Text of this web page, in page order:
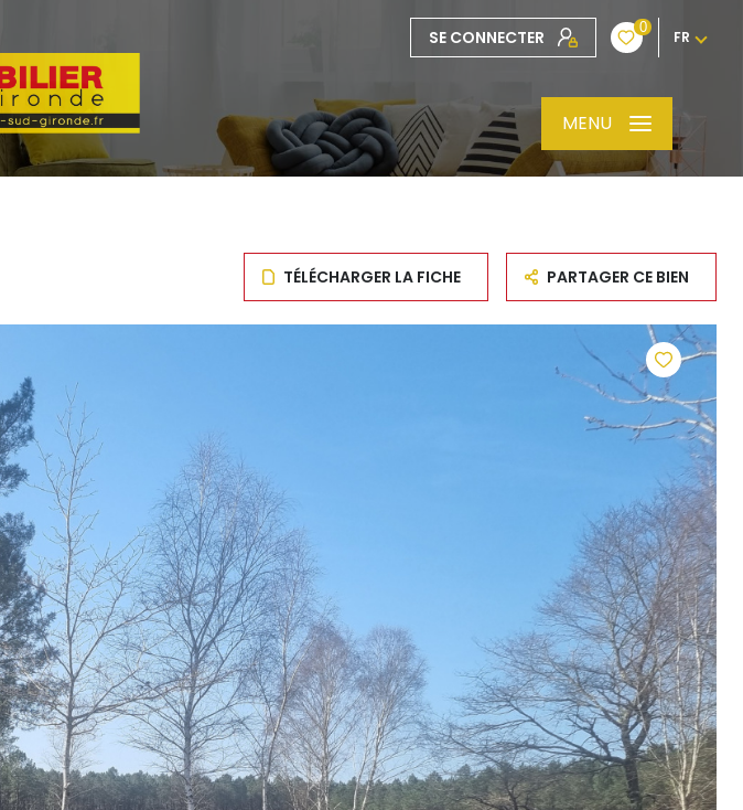
SE CONNECTER 0
FR
MENU
TÉLÉCHARGER LA FICHE PARTAGER CE BIEN